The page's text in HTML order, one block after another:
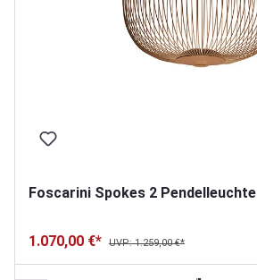
Foscarini Spokes 2 Pendelleuchte
1.070,00 €* UVP: 1.259,00 €*